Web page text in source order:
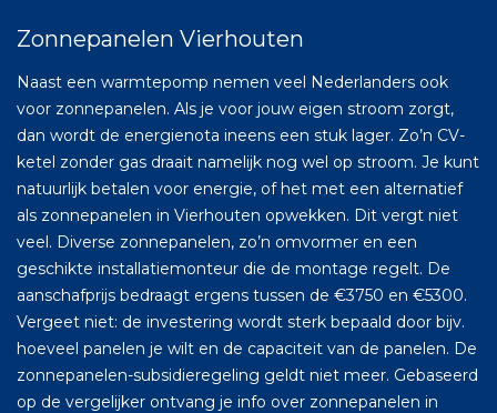
Zonnepanelen Vierhouten
Naast een warmtepomp nemen veel Nederlanders ook
voor zonnepanelen. Als je voor jouw eigen stroom zorgt,
dan wordt de energienota ineens een stuk lager. Zo’n CV-
ketel zonder gas draait namelijk nog wel op stroom. Je kunt
natuurlijk betalen voor energie, of het met een alternatief
als zonnepanelen in Vierhouten opwekken. Dit vergt niet
veel. Diverse zonnepanelen, zo’n omvormer en een
geschikte installatiemonteur die de montage regelt. De
aanschafprijs bedraagt ergens tussen de €3750 en €5300.
Vergeet niet: de investering wordt sterk bepaald door bijv.
hoeveel panelen je wilt en de capaciteit van de panelen. De
zonnepanelen-subsidieregeling geldt niet meer. Gebaseerd
op de vergelijker ontvang je info over zonnepanelen in